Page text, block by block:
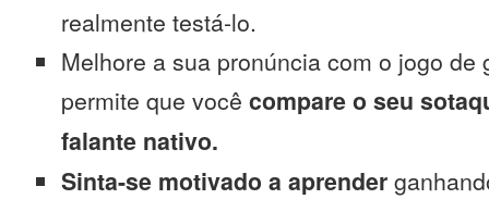
realmente testá-lo.
Melhore a sua pronúncia com o jogo de
permite que você compare o seu
falante nativo.
Sinta-se motivado a aprender